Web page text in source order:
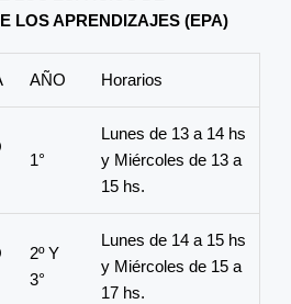
LOS APRENDIZAJES (EPA)
AÑO Horarios
1°
Lunes de 13 a 14 hs
y Miércoles de 13 a
15 hs.
2º Y
3°
Lunes de 14 a 15 hs
y Miércoles de 15 a
17 hs.